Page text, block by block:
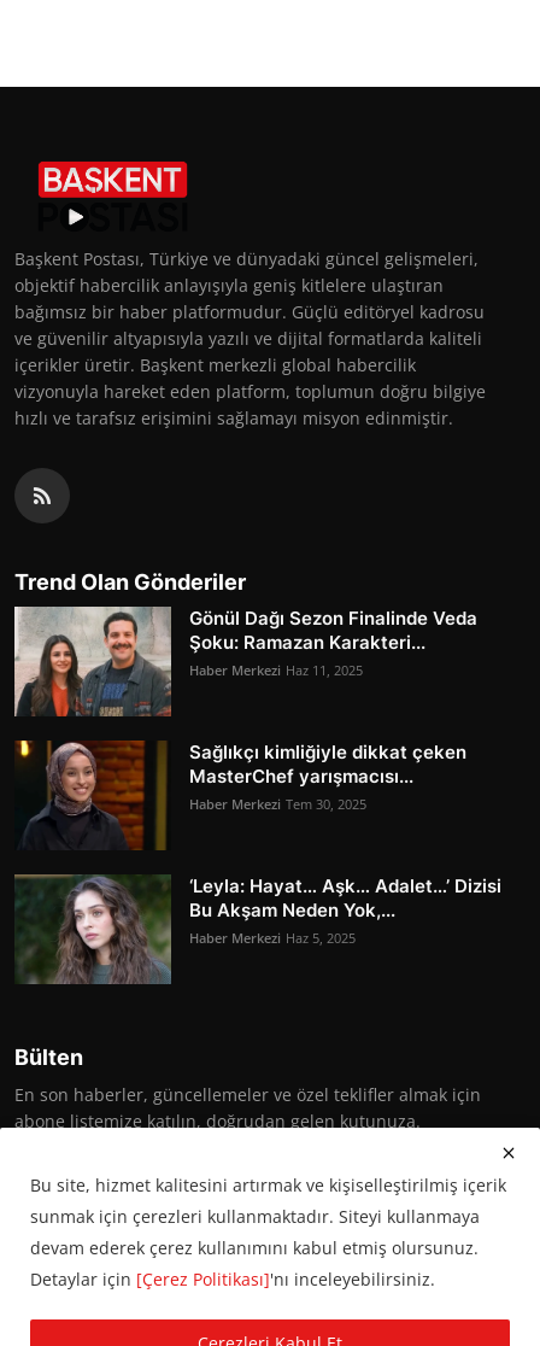
Başkent Postası, Türkiye ve dünyadaki güncel gelişmeleri,
objektif habercilik anlayışıyla geniş kitlelere ulaştıran
bağımsız bir haber platformudur. Güçlü editöryel kadrosu
ve güvenilir altyapısıyla yazılı ve dijital formatlarda kaliteli
içerikler üretir. Başkent merkezli global habercilik
vizyonuyla hareket eden platform, toplumun doğru bilgiye
hızlı ve tarafsız erişimini sağlamayı misyon edinmiştir.
Trend Olan Gönderiler
Gönül Dağı Sezon Finalinde Veda
Şoku: Ramazan Karakteri...
Haber Merkezi Haz 11, 2025
Sağlıkçı kimliğiyle dikkat çeken
MasterChef yarışmacısı...
Haber Merkezi Tem 30, 2025
‘Leyla: Hayat… Aşk… Adalet…’ Dizisi
Bu Akşam Neden Yok,...
Haber Merkezi Haz 5, 2025
Bülten
En son haberler, güncellemeler ve özel teklifler almak için
abone listemize katılın, doğrudan gelen kutunuza.
Abone Ol
Bu site, hizmet kalitesini artırmak ve kişiselleştirilmiş içerik
sunmak için çerezleri kullanmaktadır. Siteyi kullanmaya
devam ederek çerez kullanımını kabul etmiş olursunuz.
Detaylar için [Çerez Politikası]'nı inceleyebilirsiniz.